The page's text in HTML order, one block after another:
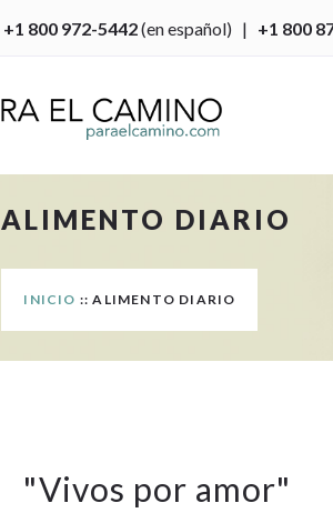
+1 800 972-5442(en español) | +1 800
ALIMENTO DIARIO
INICIO :: ALIMENTO DIARIO
"Vivos por amor"